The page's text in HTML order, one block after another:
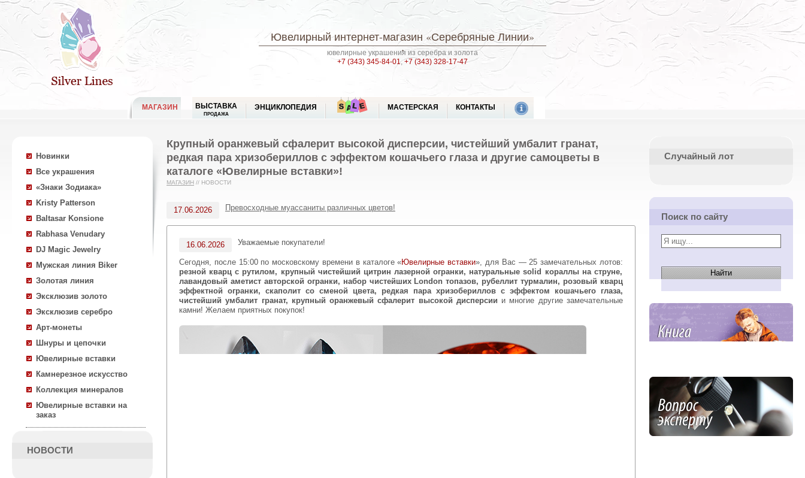
Ювелирный интернет-магазин «Серебряные Линии»
ювелирные украшения из серебра и золота
+7 (343) 345-84-01,+7 (343) 328-17-47
МАГАЗИН ВЫСТАВКА
ПРОДАЖА
ЭНЦИКЛОПЕДИЯ МАСТЕРСКАЯ КОНТАКТЫ
Новинки
Все украшения
«Знаки Зодиака»
Kristy Patterson
Baltasar Konsione
Rabhasa Venudary
DJ Magic Jewelry
Мужская линия Biker
Золотая линия
Эксклюзив золото
Эксклюзив серебро
Арт-монеты
Шнуры и цепочки
Ювелирные вставки
Камнерезное искусство
Коллекция минералов
Ювелирные вставки на
заказ
НОВОСТИ
Крупный оранжевый сфалерит высокой дисперсии, чистейший умбалит гранат,
редкая пара хризобериллов с эффектом кошачьего глаза и другие самоцветы в
каталоге «Ювелирные вставки»!
МАГАЗИН // НОВОСТИ
17.06.2026 Превосходные муассаниты различных цветов!
16.06.2026 Уважаемые покупатели!
Сегодня, после 15:00 по московскому времени в каталоге «Ювелирные вставки», для Вас — 25 замечательных лотов:
резной кварц с рутилом, крупный чистейший цитрин лазерной огранки, натуральные solid кораллы на струне,
лавандовый аметист авторской огранки, набор чистейших London топазов, рубеллит турмалин, розовый кварц
эффектной огранки, скаполит со сменой цвета, редкая пара хризобериллов с эффектом кошачьего глаза,
чистейший умбалит гранат, крупный оранжевый сфалерит высокой дисперсии и многие другие замечательные
камни! Желаем приятных покупок!
Случайный лот
Поиск по сайту